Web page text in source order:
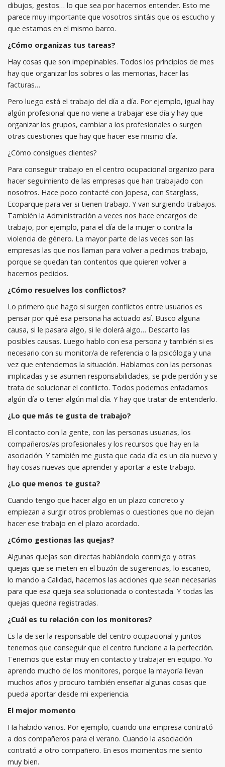
dibujos, gestos… lo que sea por hacernos entender. Esto me
parece muy importante que vosotros sintáis que os escucho y
que estamos en el mismo barco.
¿Cómo organizas tus tareas?
Hay cosas que son impepinables. Todos los principios de mes
hay que organizar los sobres o las memorias, hacer las
facturas…
Pero luego está el trabajo del día a día. Por ejemplo, igual hay
algún profesional que no viene a trabajar ese día y hay que
organizar los grupos, cambiar a los profesionales o surgen
otras cuestiones que hay que hacer ese mismo día.
¿Cómo consigues clientes?
Para conseguir trabajo en el centro ocupacional organizo para
hacer seguimiento de las empresas que han trabajado con
nosotros. Hace poco contacté con Jopesa, con Starglass,
Ecoparque para ver si tienen trabajo. Y van surgiendo trabajos.
También la Administración a veces nos hace encargos de
trabajo, por ejemplo, para el día de la mujer o contra la
violencia de género. La mayor parte de las veces son las
empresas las que nos llaman para volver a pedirnos trabajo,
porque se quedan tan contentos que quieren volver a
hacernos pedidos.
¿Cómo resuelves los conflictos?
Lo primero que hago si surgen conflictos entre usuarios es
pensar por qué esa persona ha actuado así. Busco alguna
causa, si le pasara algo, si le dolerá algo… Descarto las
posibles causas. Luego hablo con esa persona y también si es
necesario con su monitor/a de referencia o la psicóloga y una
vez que entendemos la situación. Hablamos con las personas
implicadas y se asumen responsabilidades, se pide perdón y se
trata de solucionar el conflicto. Todos podemos enfadarnos
algún día o tener algún mal día. Y hay que tratar de entenderlo.
¿Lo que más te gusta de trabajo?
El contacto con la gente, con las personas usuarias, los
compañeros/as profesionales y los recursos que hay en la
asociación. Y también me gusta que cada día es un día nuevo y
hay cosas nuevas que aprender y aportar a este trabajo.
¿Lo que menos te gusta?
Cuando tengo que hacer algo en un plazo concreto y
empiezan a surgir otros problemas o cuestiones que no dejan
hacer ese trabajo en el plazo acordado.
¿Cómo gestionas las quejas?
Algunas quejas son directas hablándolo conmigo y otras
quejas que se meten en el buzón de sugerencias, lo escaneo,
lo mando a Calidad, hacemos las acciones que sean necesarias
para que esa queja sea solucionada o contestada. Y todas las
quejas quedna registradas.
¿Cuál es tu relación con los monitores?
Es la de ser la responsable del centro ocupacional y juntos
tenemos que conseguir que el centro funcione a la perfección.
Tenemos que estar muy en contacto y trabajar en equipo. Yo
aprendo mucho de los monitores, porque la mayoría llevan
muchos años y procuro también enseñar algunas cosas que
pueda aportar desde mi experiencia.
El mejor momento
Ha habido varios. Por ejemplo, cuando una empresa contrató
a dos compañeros para el verano. Cuando la asociación
contrató a otro compañero. En esos momentos me siento
muy bien.